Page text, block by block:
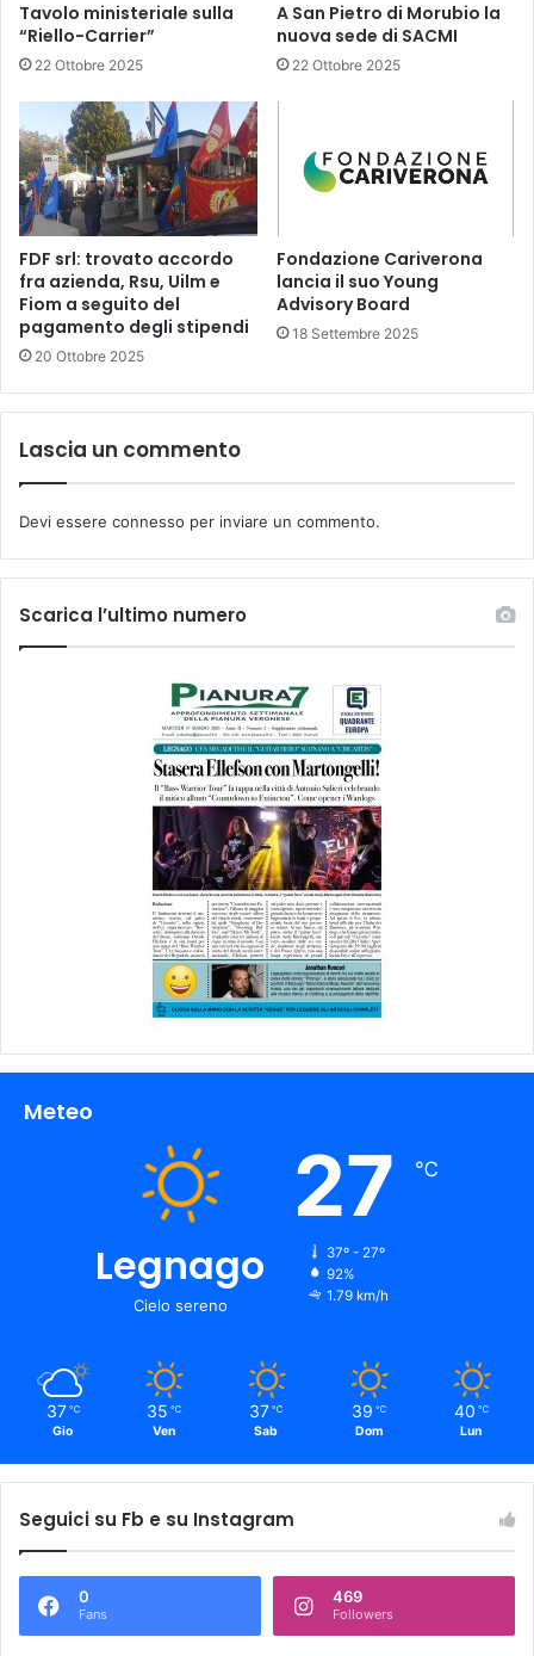
Tavolo ministeriale sulla
“Riello-Carrier”
22 Ottobre 2025
A San Pietro di Morubio la
nuova sede di SACMI
22 Ottobre 2025
FDF srl: trovato accordo
fra azienda, Rsu, Uilm e
Fiom a seguito del
pagamento degli stipendi
20 Ottobre 2025
Fondazione Cariverona
lancia il suo Young
Advisory Board
18 Settembre 2025
Lascia un commento
Devi essere connesso per inviare un commento.
Scarica l’ultimo numero
Meteo
Legnago
Cielo sereno
27 ℃
37º - 27º
92%
1.79 km/h
37 ℃
Gio
35 ℃
Ven
37 ℃
Sab
39 ℃
Dom
40 ℃
Lun
Seguici su Fb e su Instagram
0
Fans
469
Followers